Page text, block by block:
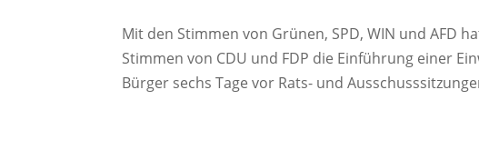
Mit den Stimmen von Grünen, SPD, WIN und AFD
Stimmen von CDU und FDP die Einführung einer
Bürger sechs Tage vor Rats- und